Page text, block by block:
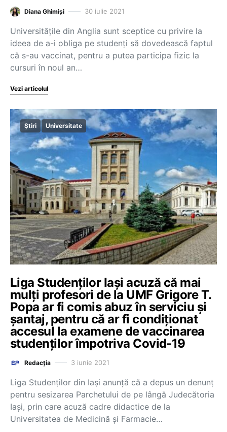
Diana Ghimiși 30 iulie 2021
Universitățile din Anglia sunt sceptice cu privire la
ideea de a-i obliga pe studenți să dovedească faptul
că s-au vaccinat, pentru a putea participa fizic la
cursuri în noul an…
Vezi articolul
Știri Universitate
Liga Studenților Iași acuză că mai
mulți profesori de la UMF Grigore T.
Popa ar fi comis abuz în serviciu și
șantaj, pentru că ar fi condiționat
accesul la examene de vaccinarea
studenților împotriva Covid-19
Redacția 3 iunie 2021
Liga Studenților din Iași anunță că a depus un denunț
pentru sesizarea Parchetului de pe lângă Judecătoria
Iași, prin care acuză cadre didactice de la
Universitatea de Medicină și Farmacie…